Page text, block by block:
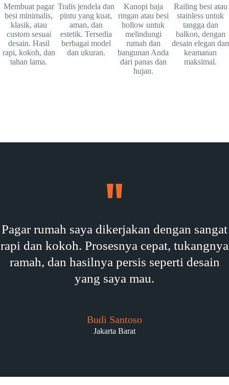
Membuat pagar
besi minimalis,
klasik, atau
custom sesuai
desain. Hasil
rapi, kokoh, dan
tahan lama.
Tralis jendela dan
pintu yang kuat,
aman, dan
estetik. Tersedia
berbagai model
dan ukuran.
Kanopi baja
ringan atau besi
hollow untuk
melindungi
rumah dan
bangunan Anda
dari panas dan
hujan.
Railing besi atau
stainless untuk
tangga dan
balkon, dengan
desain elegan dan
keamanan
maksimal.
Pagar rumah saya dikerjakan dengan sangat
rapi dan kokoh. Prosesnya cepat, tukangnya
ramah, dan hasilnya persis seperti desain
yang saya mau.
Budi Santoso
Jakarta Barat